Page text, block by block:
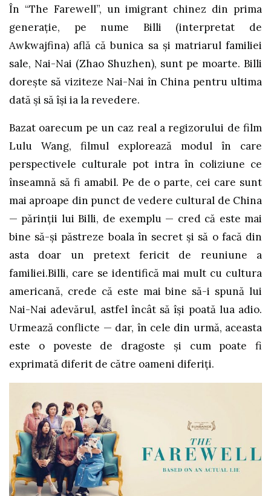
În “The Farewell”, un imigrant chinez din prima
generație, pe nume Billi (interpretat de
Awkwajfina) află că bunica sa și matriarul familiei
sale, Nai-Nai (Zhao Shuzhen), sunt pe moarte. Billi
dorește să viziteze Nai-Nai în China pentru ultima
dată și să își ia la revedere.
Bazat oarecum pe un caz real a regizorului de film
Lulu Wang, filmul explorează modul în care
perspectivele culturale pot intra în coliziune ce
înseamnă să fi amabil. Pe de o parte, cei care sunt
mai aproape din punct de vedere cultural de China
— părinții lui Billi, de exemplu — cred că este mai
bine să-și păstreze boala în secret și să o facă din
asta doar un pretext fericit de reuniune a
familiei.Billi, care se identifică mai mult cu cultura
americană, crede că este mai bine să-i spună lui
Nai-Nai adevărul, astfel încât să își poată lua adio.
Urmează conflicte — dar, în cele din urmă, aceasta
este o poveste de dragoste și cum poate fi
exprimată diferit de către oameni diferiți.